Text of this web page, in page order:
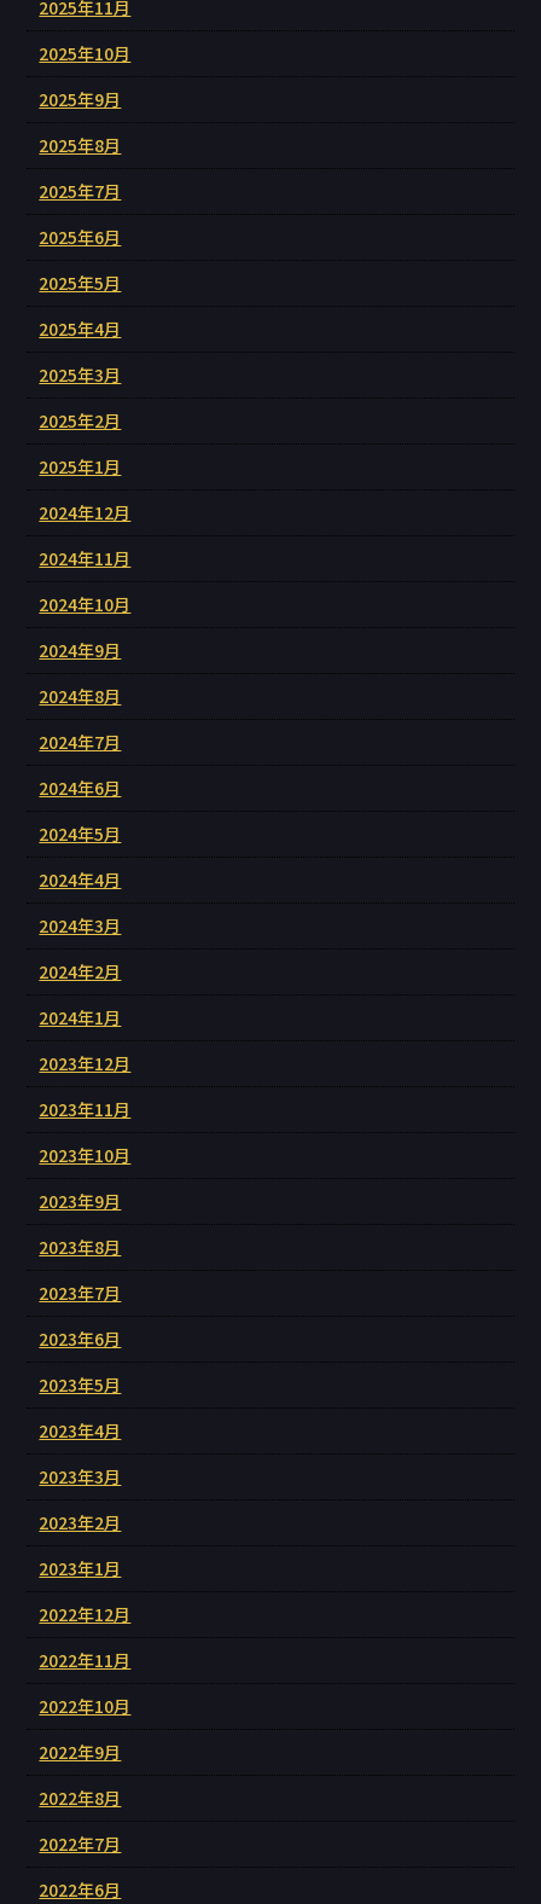
2025年11月
2025年10月
2025年9月
2025年8月
2025年7月
2025年6月
2025年5月
2025年4月
2025年3月
2025年2月
2025年1月
2024年12月
2024年11月
2024年10月
2024年9月
2024年8月
2024年7月
2024年6月
2024年5月
2024年4月
2024年3月
2024年2月
2024年1月
2023年12月
2023年11月
2023年10月
2023年9月
2023年8月
2023年7月
2023年6月
2023年5月
2023年4月
2023年3月
2023年2月
2023年1月
2022年12月
2022年11月
2022年10月
2022年9月
2022年8月
2022年7月
2022年6月